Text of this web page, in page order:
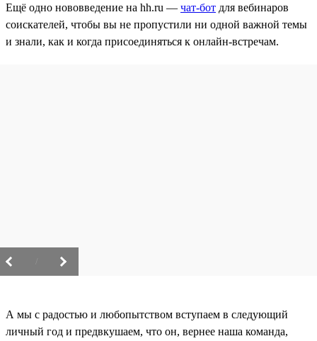
Ещё одно нововведение на hh.ru — чат-бот для вебинаров
соискателей, чтобы вы не пропустили ни одной важной темы
и знали, как и когда присоединяться к онлайн-встречам.
А мы с радостью и любопытством вступаем в следующий
личный год и предвкушаем, что он, вернее наша команда,